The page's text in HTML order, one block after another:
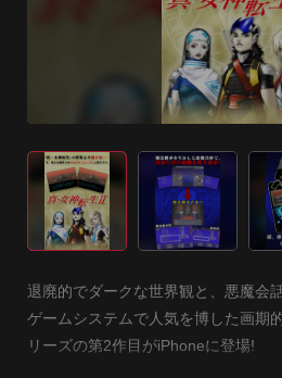
退廃的でダークな世界観と、悪魔会
ゲームシステムで人気を博した画期
リーズの第2作目がiPhoneに登場!